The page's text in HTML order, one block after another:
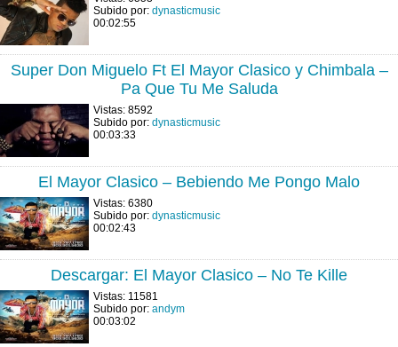
Subido por: dynasticmusic
00:02:55
Super Don Miguelo Ft El Mayor Clasico y Chimbala –
Pa Que Tu Me Saluda
Vistas: 8592
Subido por: dynasticmusic
00:03:33
El Mayor Clasico – Bebiendo Me Pongo Malo
Vistas: 6380
Subido por: dynasticmusic
00:02:43
Descargar: El Mayor Clasico – No Te Kille
Vistas: 11581
Subido por: andym
00:03:02